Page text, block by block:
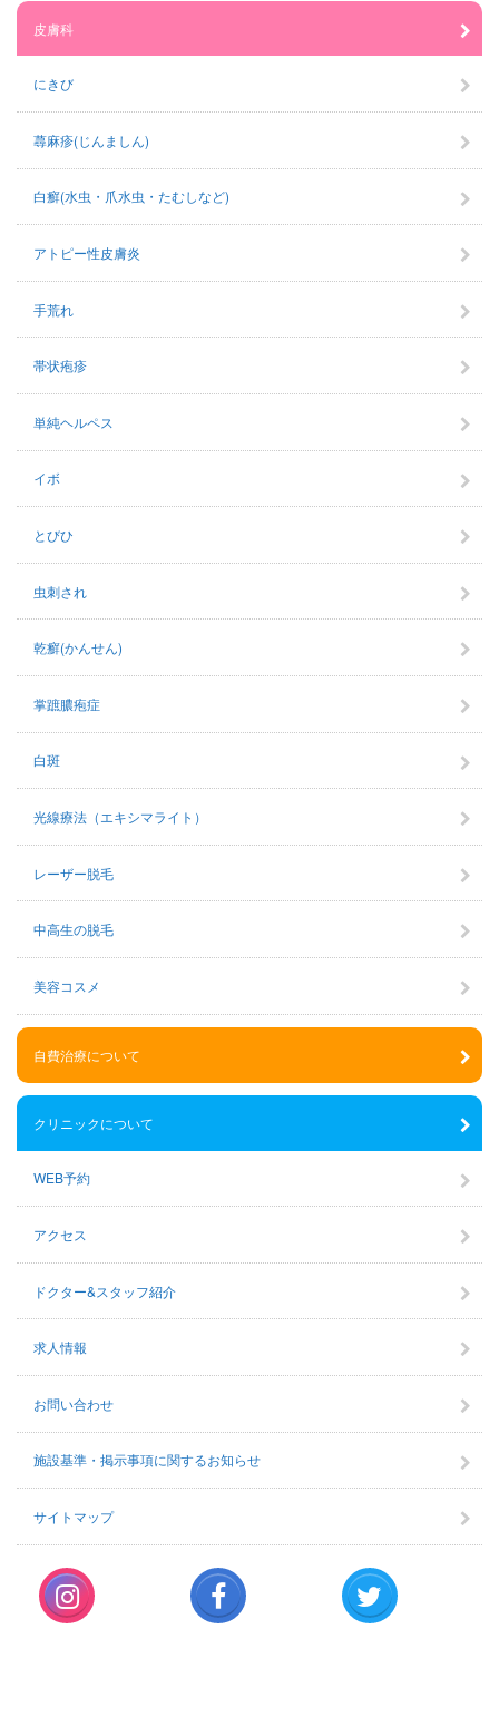
皮膚科
にきび
蕁麻疹(じんましん)
白癬(水虫・爪水虫・たむしなど)
アトピー性皮膚炎
手荒れ
帯状疱疹
単純ヘルペス
イボ
とびひ
虫刺され
乾癬(かんせん)
掌蹠膿疱症
白斑
光線療法（エキシマライト）
レーザー脱毛
中高生の脱毛
美容コスメ
自費治療について
クリニックについて
WEB予約
アクセス
ドクター&スタッフ紹介
求人情報
お問い合わせ
施設基準・掲示事項に関するお知らせ
サイトマップ